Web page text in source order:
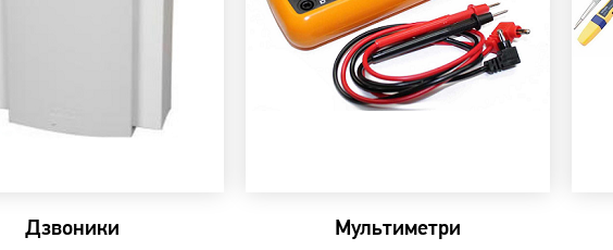
Дзвоники Мультиметри